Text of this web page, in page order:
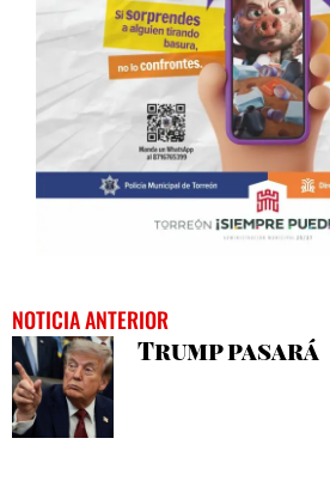
NOTICIA ANTERIOR
Trump pasará